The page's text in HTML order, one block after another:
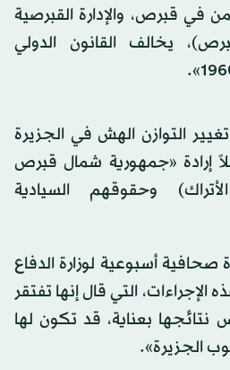
في قبرص، والإدارة القبرصية
يخالف القانون الدولي
التوازن الهش في الجزيرة
إرادة «جمهورية شمال قبرص
وحقوقهم السيادية
صحافية أسبوعية لوزارة الدفاع
الإجراءات، التي قال إنها تفتقر
بعناية، قد تكون لها
الجزيرة».